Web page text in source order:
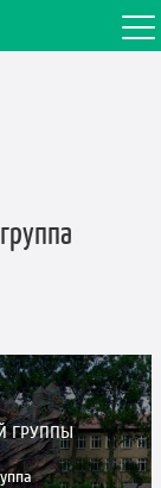
группа
ГРУППЫ